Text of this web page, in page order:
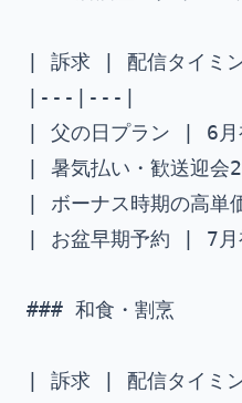
| 訴求 | 配信タイミ
|---|---|
| 父の日プラン | 6月
| 暑気払い・歓送迎
| ボーナス時期の高
| お盆早期予約 | 7月
### 和食・割烹
| 訴求 | 配信タイミ